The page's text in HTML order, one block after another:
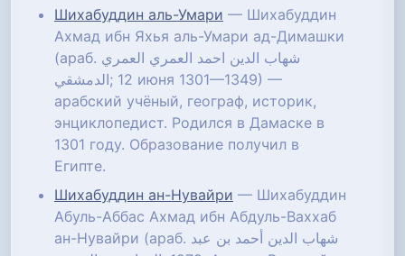
Шихабуддин аль-Умари — Шихабуддин
Ахмад ибн Яхья аль-Умари ад-Димашки
(араб. شهاب الدين احمد العمري العمري
الدمشقي‎; 12 июня 1301—1349) —
арабский учёный, географ, историк,
энциклопедист. Родился в Дамаске в
1301 году. Образование получил в
Египте.
Шихабуддин ан-Нувайри — Шихабуддин
Абуль-Аббас Ахмад ибн Абдуль-Ваххаб
ан-Нувайри (араб. شهاب الدين أحمد بن عبد